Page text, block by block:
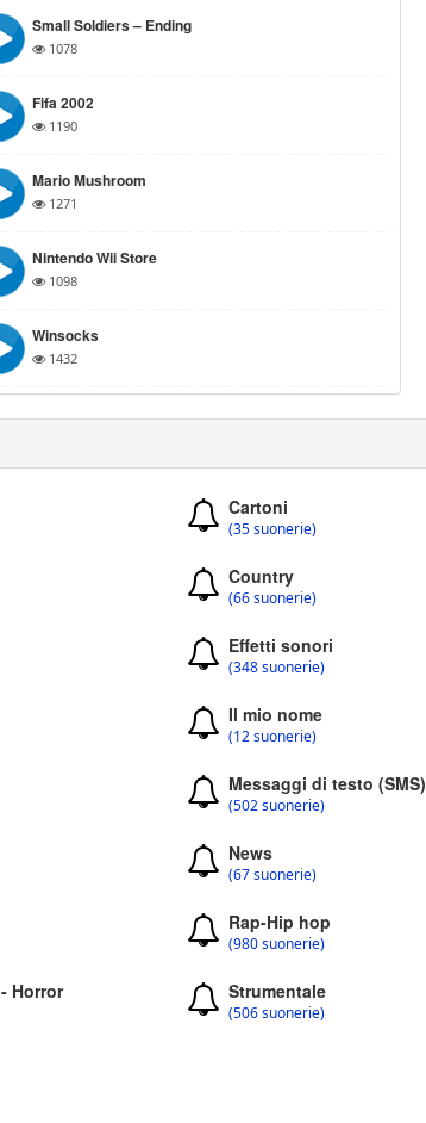
Small Soldiers – Ending
1078
Fifa 2002
1190
Mario Mushroom
1271
Nintendo Wii Store
1098
Winsocks
1432
Cartoni
(35 suonerie)
Country
(66 suonerie)
Effetti sonori
(348 suonerie)
Il mio nome
(12 suonerie)
Messaggi di testo (SMS)
(502 suonerie)
News
(67 suonerie)
Rap-Hip hop
(980 suonerie)
Horror Strumentale
(506 suonerie)